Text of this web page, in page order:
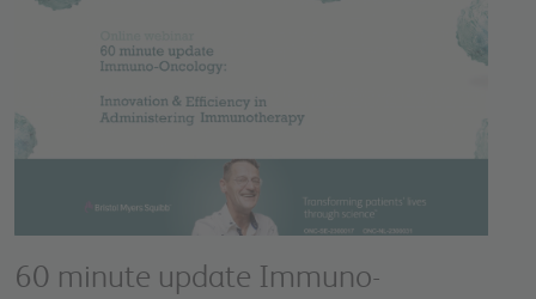
60 minute update Immuno-